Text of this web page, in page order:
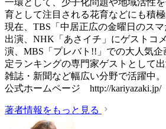
育として注目される花育などにも積極
現在、TBS「中居正広の金曜日のス
出演、NHK「あさイチ」にゲストコ
演、MBS「プレバト!!」での大人気
定ランキングの専門家ゲストとして
雑誌・新聞など幅広い分野で活躍中。
公式ホームページ http://kariyazaki.jp/
著者情報をもっと見る